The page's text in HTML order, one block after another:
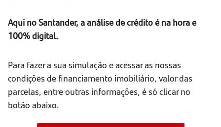
Aqui no Santander, a análise de crédito é na hora e
100% digital.
Para fazer a sua simulação e acessar as nossas
condições de financiamento imobiliário, valor das
parcelas, entre outras informações, é só clicar no
botão abaixo.